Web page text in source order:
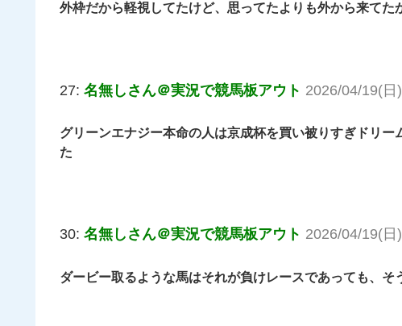
外枠だから軽視してたけど、思ってたよりも外から来てた
27: 名無しさん＠実況で競馬板アウト 2026/04/19(
グリーンエナジー本命の人は京成杯を買い被りすぎドリ
た
30: 名無しさん＠実況で競馬板アウト 2026/04/19(
ダービー取るような馬はそれが負けレースであっても、そ